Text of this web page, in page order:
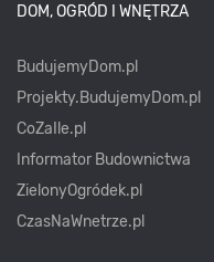
DOM, OGRÓD I WNĘTRZA
BudujemyDom.pl
Projekty.BudujemyDom.pl
CoZaIle.pl
Informator Budownictwa
ZielonyOgródek.pl
CzasNaWnetrze.pl